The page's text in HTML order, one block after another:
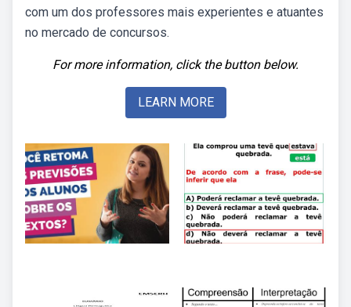
com um dos professores mais experientes e atuantes
no mercado de concursos.
For more information, click the button below.
LEARN MORE